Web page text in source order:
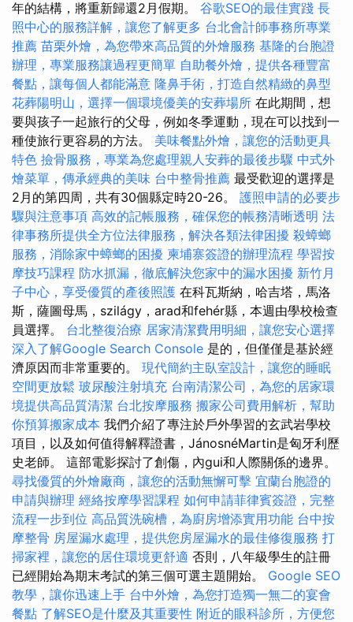
年的結構，將重新歸還2月假期。 谷歌SEO的最佳實踐 長
照中心的服務詳解，讓您了解更多 台北會計師事務所專業
推薦 苗栗外燴，為您帶來高品質的外燴服務 基隆的台胞證
辦理，專業服務讓過程更簡單 自助餐外燴，提供各種豐富
餐點，讓每個人都能滿意 隆鼻手術，打造自然精緻的鼻型
花葬陽明山，選擇一個環境優美的安葬場所 在此期間，想
要與孩子一起旅行的父母，例如冬季運動，現在可以找到一
種使旅行更容易的方法。 美味餐點外燴，讓您的活動更具
特色 撿骨服務，專業為您處理親人安葬的最後步驟 中式外
燴菜單，傳承經典的美味 台中整骨推薦 最受歡迎的選擇是
2月的第四周，共有30個縣定時20-26。 護照申請的必要步
驟與注意事項 高效的記帳服務，確保您的帳務清晰透明 法
律事務所提供全方位法律服務，解決各類法律困擾 殺蟑螂
服務，消除家中蟑螂的困擾 柬埔寨簽證的辦理流程 學習按
摩技巧課程 防水抓漏，徹底解決您家中的漏水困擾 新竹月
子中心，享受優質的產後照護 在科瓦斯納，哈吉塔，馬洛
斯，薩圖母馬，szilágy，arad和fehér縣，本週由學校檢查
員選擇。 台北整復治療 居家清潔費用明細，讓您安心選擇
深入了解Google Search Console 是的，但僅僅是基於經
濟原因而非常重要的。 現代簡約主臥室設計，讓您的睡眠
空間更放鬆 玻尿酸注射填充 台南清潔公司，為您的居家環
境提供高品質清潔 台北按摩服務 搬家公司費用解析，幫助
你預算搬家成本 我們介紹了專注於戶外學習的玄武岩學校
項目，以及如何值得解釋證書，JánosnéMartin是匈牙利歷
史老師。 這部電影探討了創傷，內gui和人際關係的邊界。
尋找優質的外燴廠商，讓您的活動無懈可擊 宜蘭台胞證的
申請與辦理 經絡按摩學習課程 如何申請菲律賓簽證，完整
流程一步到位 高品質洗碗槽，為廚房增添實用功能 台中按
摩整骨 房屋漏水處理，提供您房屋漏水的最佳修復服務 打
掃家裡，讓您的居住環境更舒適 否則，八年級學生的註冊
已經開始為期末考試的第三個可選主題開始。 Google SEO
教學，讓你迅速上手 台中外燴，為您打造獨一無二的宴會
餐點 了解SEO是什麼及其重要性 附近的眼科診所，方便您